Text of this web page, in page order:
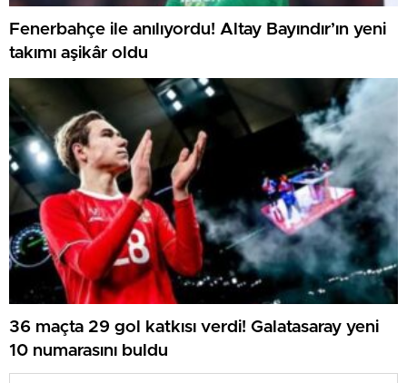
Fenerbahçe ile anılıyordu! Altay Bayındır’ın yeni
takımı aşikâr oldu
36 maçta 29 gol katkısı verdi! Galatasaray yeni
10 numarasını buldu